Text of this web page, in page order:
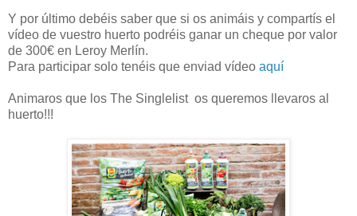
Y por último debéis saber que si os animáis y compartís el
vídeo de vuestro huerto podréis ganar un cheque por valor
de 300€ en Leroy Merlín.
Para participar solo tenéis que enviad vídeo aquí
Animaros que los The Singlelist os queremos llevaros al
huerto!!!